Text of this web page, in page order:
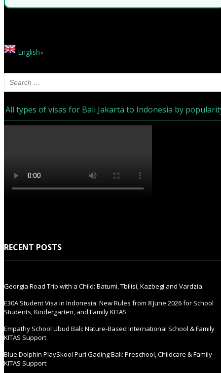
English ▼
All types of visas for Bali Jakarta to Indonesia by
RECENT POSTS
Georgia Road Trip with a Child: Batumi, Tbilisi, Kazbegi and Vardzia
E30A Student Visa in Indonesia: New Rules from 8 June 2026 for School
Students, Kindergarten, and Family KITAS
Empathy School Ubud Bali: Nature-Based International School & Family
KITAS Support
Blue Dolphin PlaySkool Puri Gading Bali: Preschool, Childcare & Family
KITAS Support